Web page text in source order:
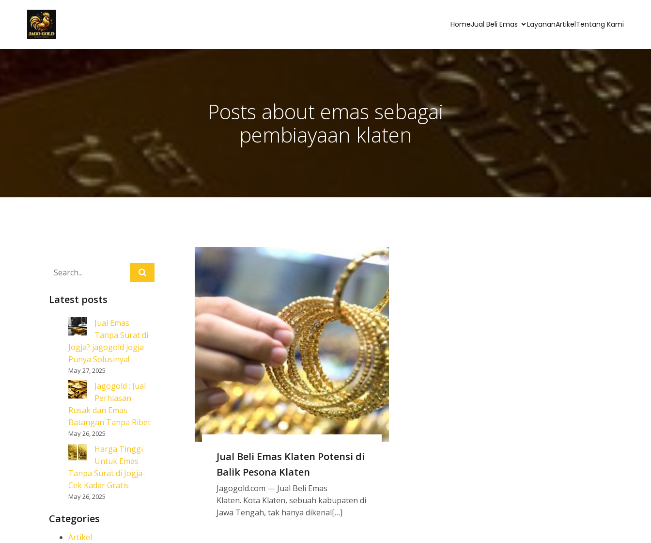
HomeJual Beli Emas LayananArtikelTentang Kami
Posts about emas sebagai
pembiayaan klaten
Latest posts
Jual Emas
Tanpa Surat di
Jogja? jagogold jogja
Punya Solusinya!
May 27, 2025
Jagogold : Jual
Perhiasan
Rusak dan Emas
Batangan Tanpa Ribet
May 26, 2025
Harga Tinggi
Untuk Emas
Tanpa Surat di Jogja-
Cek Kadar Gratis
May 26, 2025
Categories
Artikel
Jual Beli Emas Klaten Potensi di
Balik Pesona Klaten
Jagogold.com — Jual Beli Emas
Klaten. Kota Klaten, sebuah kabupaten di
Jawa Tengah, tak hanya dikenal[…]